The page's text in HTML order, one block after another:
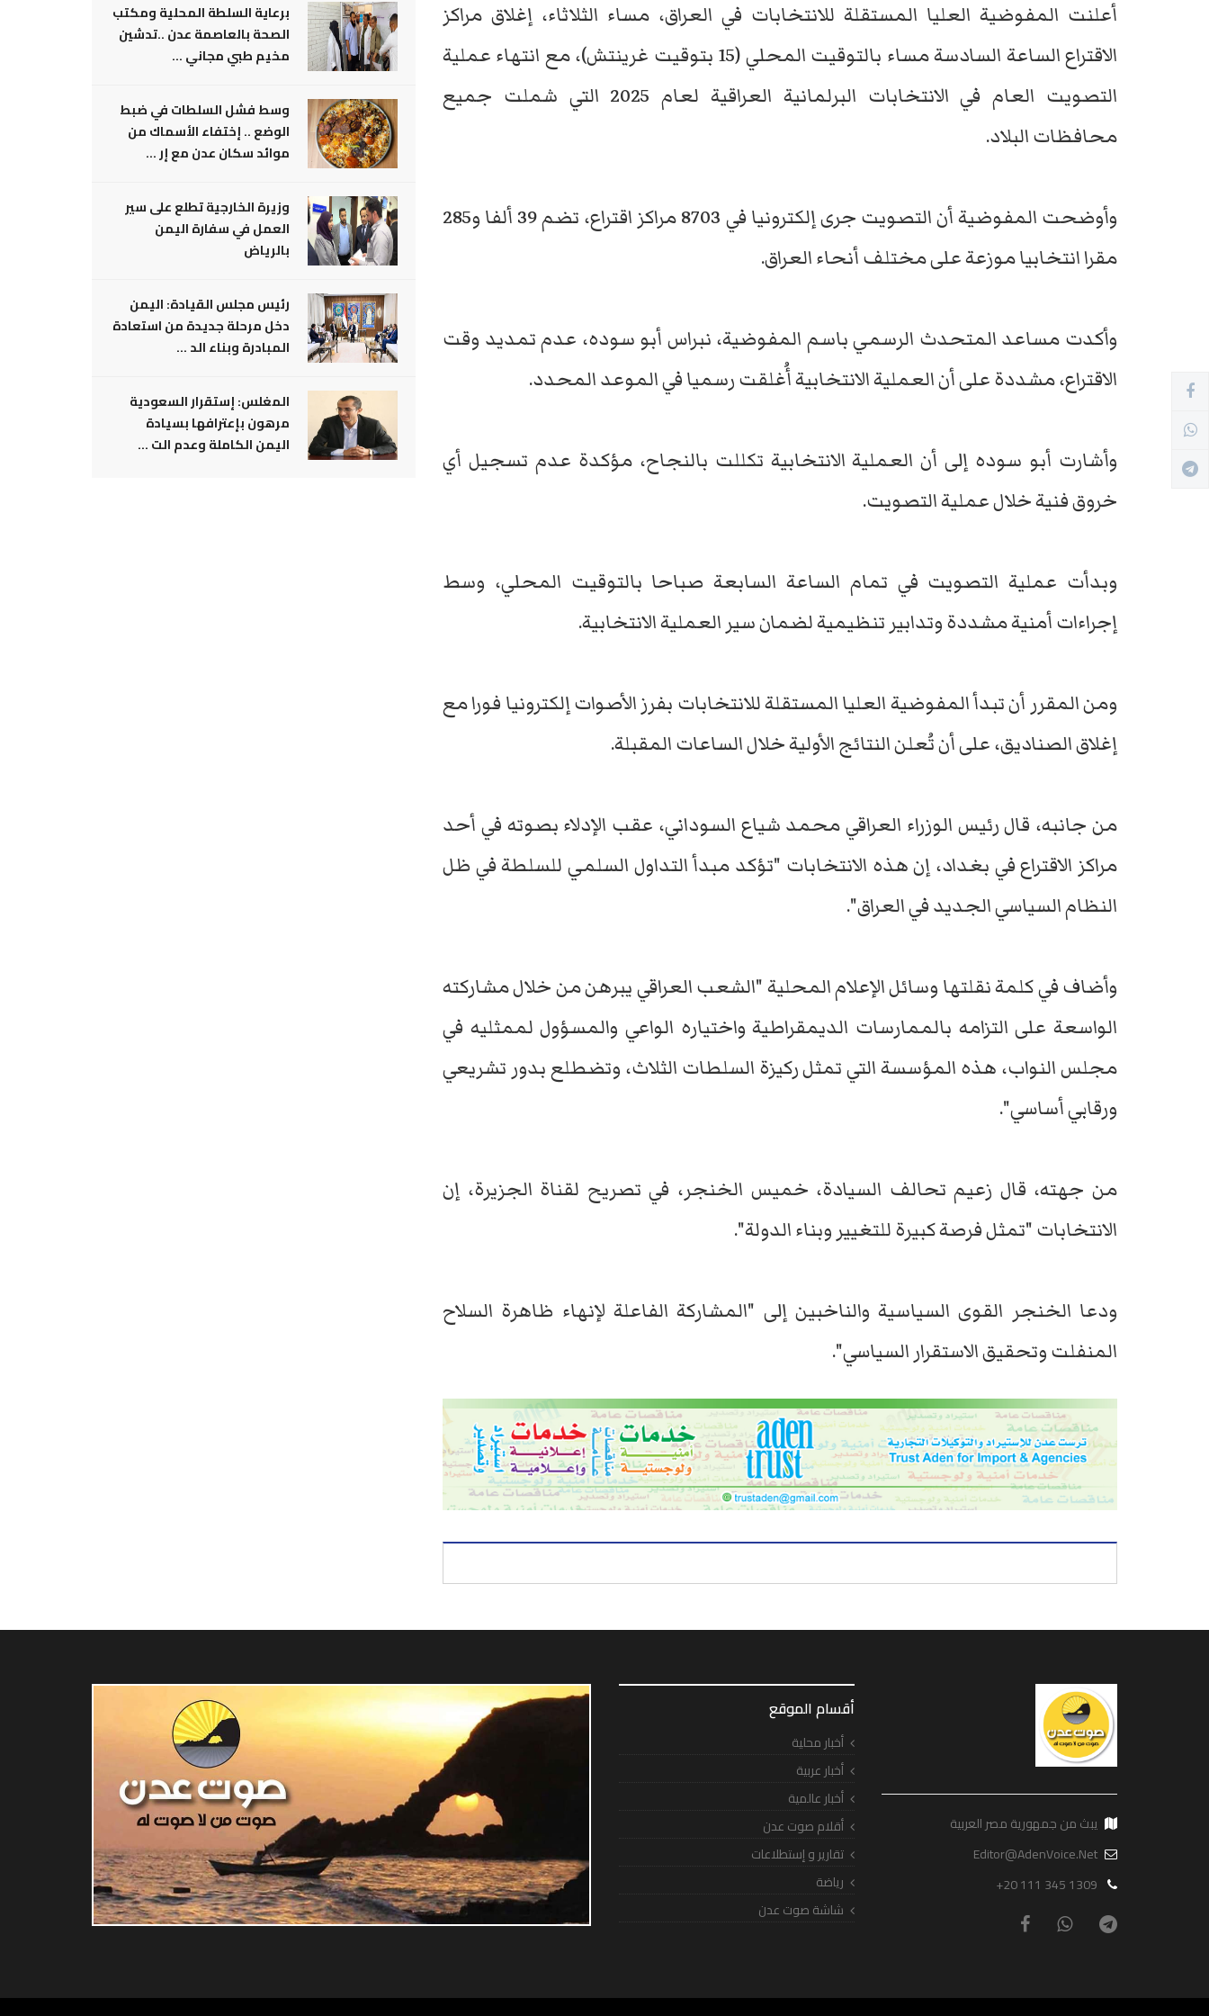
أعلنت المفوضية العليا المستقلة للانتخابات في العراق، مساء الثلاثاء، إغلاق مراكز
الاقتراع الساعة السادسة مساء بالتوقيت المحلي (15 بتوقيت غرينتش)، مع انتهاء عملية
التصويت العام في الانتخابات البرلمانية العراقية لعام 2025 التي شملت جميع
محافظات البلاد.
وأوضحت المفوضية أن التصويت جرى إلكترونيا في 8703 مراكز اقتراع، تضم 39 ألفا و285
مقرا انتخابيا موزعة على مختلف أنحاء العراق.
وأكدت مساعد المتحدث الرسمي باسم المفوضية، نبراس أبو سوده، عدم تمديد وقت
الاقتراع، مشددة على أن العملية الانتخابية أُغلقت رسميا في الموعد المحدد.
وأشارت أبو سوده إلى أن العملية الانتخابية تكللت بالنجاح، مؤكدة عدم تسجيل أي
خروق فنية خلال عملية التصويت.
وبدأت عملية التصويت في تمام الساعة السابعة صباحا بالتوقيت المحلي، وسط
إجراءات أمنية مشددة وتدابير تنظيمية لضمان سير العملية الانتخابية.
ومن المقرر أن تبدأ المفوضية العليا المستقلة للانتخابات بفرز الأصوات إلكترونيا فورا مع
إغلاق الصناديق، على أن تُعلن النتائج الأولية خلال الساعات المقبلة.
من جانبه، قال رئيس الوزراء العراقي محمد شياع السوداني، عقب الإدلاء بصوته في أحد
مراكز الاقتراع في بغداد، إن هذه الانتخابات "تؤكد مبدأ التداول السلمي للسلطة في ظل
النظام السياسي الجديد في العراق".
وأضاف في كلمة نقلتها وسائل الإعلام المحلية "الشعب العراقي يبرهن من خلال مشاركته
الواسعة على التزامه بالممارسات الديمقراطية واختياره الواعي والمسؤول لممثليه في
مجلس النواب، هذه المؤسسة التي تمثل ركيزة السلطات الثلاث، وتضطلع بدور تشريعي
ورقابي أساسي".
من جهته، قال زعيم تحالف السيادة، خميس الخنجر، في تصريح لقناة الجزيرة، إن
الانتخابات "تمثل فرصة كبيرة للتغيير وبناء الدولة".
ودعا الخنجر القوى السياسية والناخبين إلى "المشاركة الفاعلة لإنهاء ظاهرة السلاح
المنفلت وتحقيق الاستقرار السياسي".
برعاية السلطة المحلية ومكتب
الصحة بالعاصمة عدن ..تدشين
مخيم طبي مجاني ...
وسط فشل السلطات في ضبط
الوضع .. إختفاء الأسماك من
موائد سكان عدن مع إر ...
وزيرة الخارجية تطلع على سير
العمل في سفارة اليمن
بالرياض
رئيس مجلس القيادة: اليمن
دخل مرحلة جديدة من استعادة
المبادرة وبناء الد ...
المغلس: إستقرار السعودية
مرهون بإعترافها بسيادة
اليمن الكاملة وعدم الت ...
يبث من جمهورية مصر العربية
Editor@AdenVoice.Net
+20 111 345 1309
أقسام الموقع
أخبار محلية
أخبار عربية
أخبار عالمية
أقلام صوت عدن
تقارير و إستطلاعات
رياضة
شاشة صوت عدن